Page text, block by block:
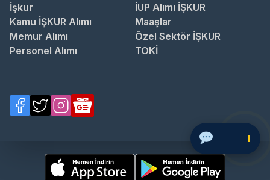
İşkur
İUP Alımı İŞKUR
Kamu İŞKUR Alımı
Maaşlar
Memur Alımı
Özel Sektör İŞKUR
Personel Alımı
TOKİ